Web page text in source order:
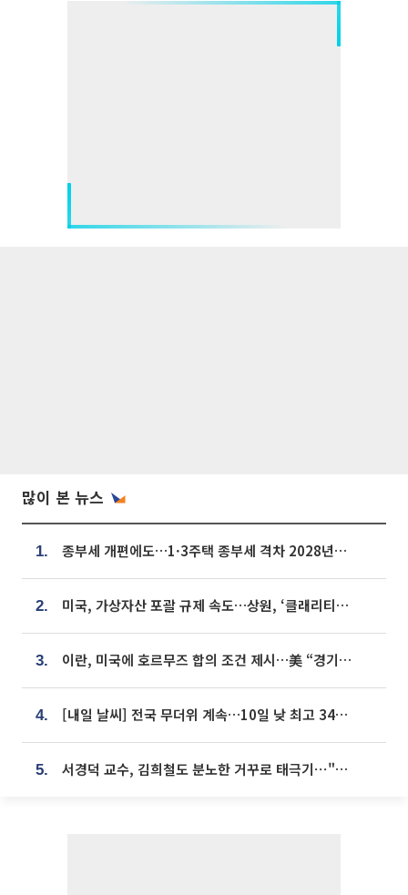
많이 본 뉴스
1. 종부세 개편에도…1·3주택 종부세 격차 2028년부터 확대
2. 미국, 가상자산 포괄 규제 속도…상원, ‘클래리티법’ 9월 절차투표 추진
3. 이란, 미국에 호르무즈 합의 조건 제시…美 “경기 아직 안 끝나” [종합]
4. [내일 날씨] 전국 무더위 계속…10일 낮 최고 34도 육박
5. 서경덕 교수, 김희철도 분노한 거꾸로 태극기⋯"엉터리는 아냐, 아쉬울 뿐"